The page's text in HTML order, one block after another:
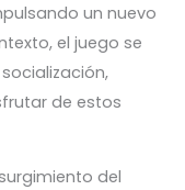
un nuevo
el juego se
de estos
del